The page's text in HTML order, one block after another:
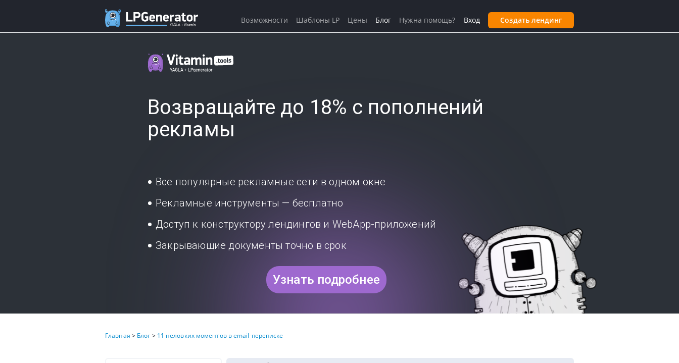
Возвращайте до 18% с пополнений
рекламы
Все популярные рекламные сети в одном окне
Рекламные инструменты — бесплатно
Доступ к конструктору лендингов и WebApp-приложений
Закрывающие документы точно в срок
Узнать подробнее
Главная > Блог > 11 неловких моментов в email-переписке
Вход Создать лендинг
Возможности Шаблоны LP Цены Блог Нужна помощь?